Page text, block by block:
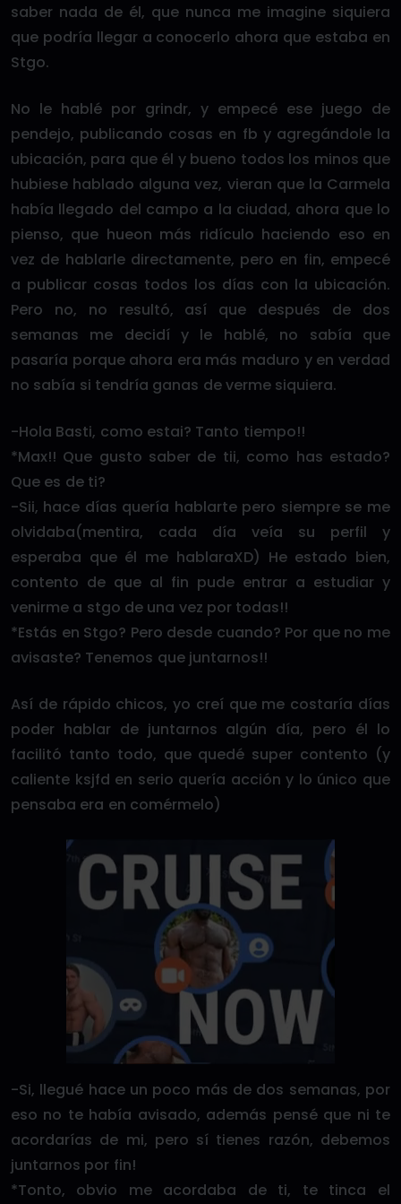
saber nada de él, que nunca me imagine siquiera
que podría llegar a conocerlo ahora que estaba en
Stgo.
No le hablé por grindr, y empecé ese juego de
pendejo, publicando cosas en fb y agregándole la
ubicación, para que él y bueno todos los minos que
hubiese hablado alguna vez, vieran que la Carmela
había llegado del campo a la ciudad, ahora que lo
pienso, que hueon más ridículo haciendo eso en
vez de hablarle directamente, pero en fin, empecé
a publicar cosas todos los días con la ubicación.
Pero no, no resultó, así que después de dos
semanas me decidí y le hablé, no sabía que
pasaría porque ahora era más maduro y en verdad
no sabía si tendría ganas de verme siquiera.
-Hola Basti, como estai? Tanto tiempo!!
*Max!! Que gusto saber de tii, como has estado?
Que es de ti?
-Sii, hace días quería hablarte pero siempre se me
olvidaba(mentira, cada día veía su perfil y
esperaba que él me hablaraXD) He estado bien,
contento de que al fin pude entrar a estudiar y
venirme a stgo de una vez por todas!!
*Estás en Stgo? Pero desde cuando? Por que no me
avisaste? Tenemos que juntarnos!!
Así de rápido chicos, yo creí que me costaría días
poder hablar de juntarnos algún día, pero él lo
facilitó tanto todo, que quedé super contento (y
caliente ksjfd en serio quería acción y lo único que
pensaba era en comérmelo)
-Si, llegué hace un poco más de dos semanas, por
eso no te había avisado, además pensé que ni te
acordarías de mi, pero sí tienes razón, debemos
juntarnos por fin!
*Tonto, obvio me acordaba de ti, te tinca el